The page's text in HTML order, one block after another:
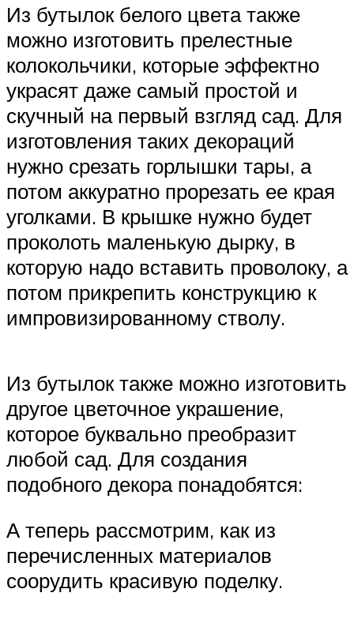
Из бутылок белого цвета также
можно изготовить прелестные
колокольчики, которые эффектно
украсят даже самый простой и
скучный на первый взгляд сад. Для
изготовления таких декораций
нужно срезать горлышки тары, а
потом аккуратно прорезать ее края
уголками. В крышке нужно будет
проколоть маленькую дырку, в
которую надо вставить проволоку, а
потом прикрепить конструкцию к
импровизированному стволу.
Из бутылок также можно изготовить
другое цветочное украшение,
которое буквально преобразит
любой сад. Для создания
подобного декора понадобятся:
А теперь рассмотрим, как из
перечисленных материалов
соорудить красивую поделку.